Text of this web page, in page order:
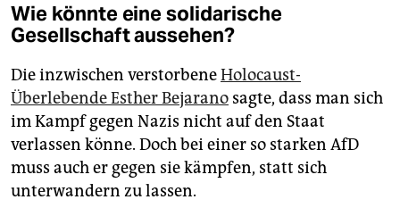
Wie könnte eine solidarische
Gesellschaft aussehen?
Die inzwischen verstorbeneHolocaust-
Überlebende Esther Bejarano sagte, dass man sich
im Kampf gegen Nazis nicht auf den Staat
verlassen könne. Doch bei einer so starken AfD
muss auch er gegen sie kämpfen, statt sich
unterwandern zu lassen.